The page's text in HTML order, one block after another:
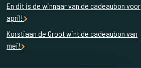
En dit is de winnaar van de cadeaubon voor
april!
Korstiaan de Groot wint de cadeaubon van
mei!